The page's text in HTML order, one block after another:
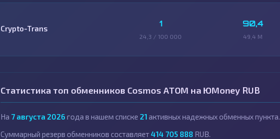
Crypto-Trans 1
24,3 / 100 000
90,4
49,4 M
Статистика топ обменников Cosmos ATOM на ЮMoney RUB
На 7 августа 2026 года в нашем списке 21 активных надежных обменных пункта.
Суммарный резерв обменников составляет414 705 888 RUB.